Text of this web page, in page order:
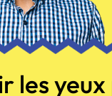
les yeux